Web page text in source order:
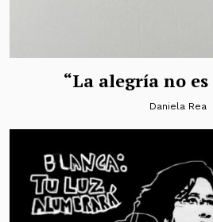
“La alegría no
Daniela Rea